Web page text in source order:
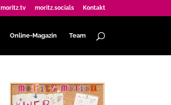
moritz.tv moritz.socials Kontakt
Online-Magazin Team